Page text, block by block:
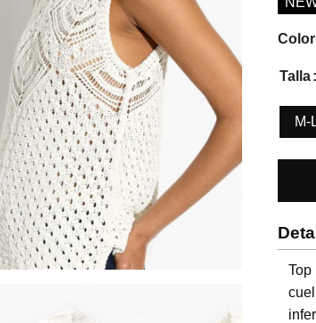
Color
Talla
M-